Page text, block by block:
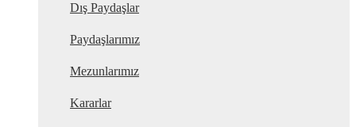
Dış Paydaşlar
Paydaşlarımız
Mezunlarımız
Kararlar